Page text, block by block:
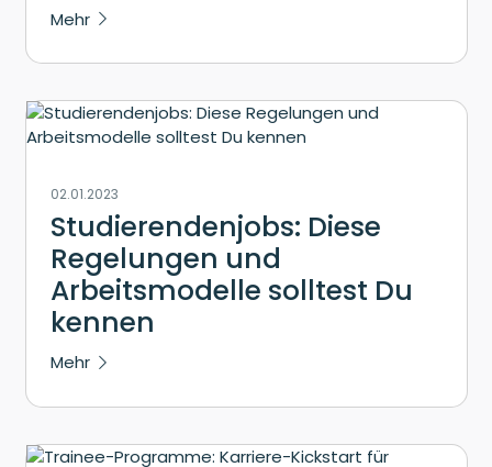
Mehr
02.01.2023
Studierendenjobs: Diese
Regelungen und
Arbeitsmodelle solltest Du
kennen
Mehr